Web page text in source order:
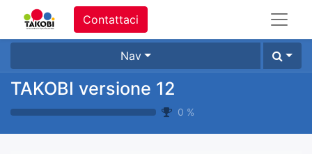
Contattaci
Nav
TAKOBI versione 12
0 %